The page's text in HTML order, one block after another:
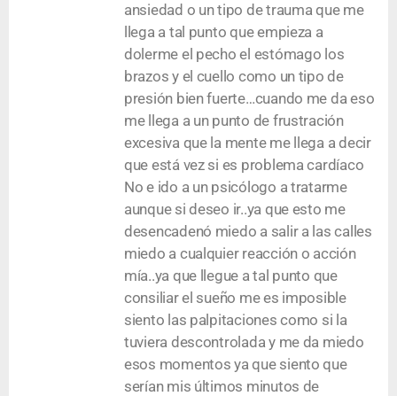
ansiedad o un tipo de trauma que me
llega a tal punto que empieza a
dolerme el pecho el estómago los
brazos y el cuello como un tipo de
presión bien fuerte…cuando me da eso
me llega a un punto de frustración
excesiva que la mente me llega a decir
que está vez si es problema cardíaco
No e ido a un psicólogo a tratarme
aunque si deseo ir..ya que esto me
desencadenó miedo a salir a las calles
miedo a cualquier reacción o acción
mía..ya que llegue a tal punto que
consiliar el sueño me es imposible
siento las palpitaciones como si la
tuviera descontrolada y me da miedo
esos momentos ya que siento que
serían mis últimos minutos de